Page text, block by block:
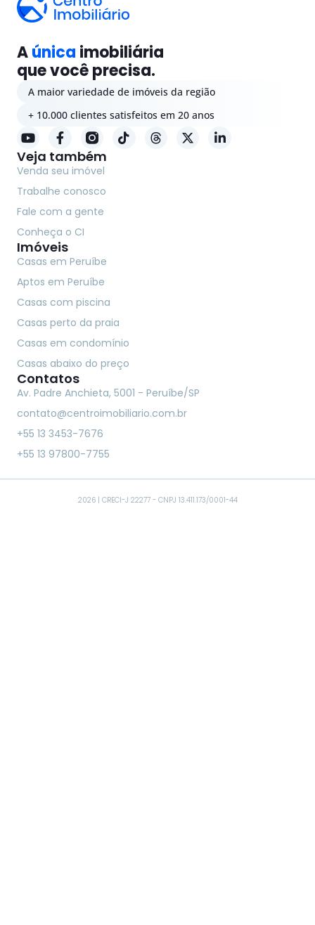
Aúnica imobiliária
que você precisa.
A maior variedade de imóveis da região
+ 10.000 clientes satisfeitos em 20 anos
Imóveis
Casas em Peruíbe
Aptos em Peruíbe
Casas com piscina
Casas perto da praia
Casas em condomínio
Casas abaixo do preço
Veja também
Venda seu imóvel
Trabalhe conosco
Fale com a gente
Conheça o CI
Contatos
Av. Padre Anchieta, 5001 - Peruíbe/SP
contato@centroimobiliario.com.br
+55 13 3453-7676
+55 13 97800-7755
2026 | CRECI-J 22277 - CNPJ 13.411.173/0001-44